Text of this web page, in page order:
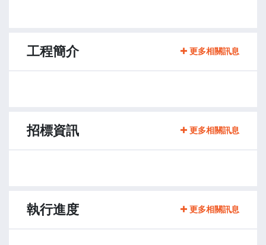
工程簡介 更多相關訊息
招標資訊 更多相關訊息
執行進度 更多相關訊息